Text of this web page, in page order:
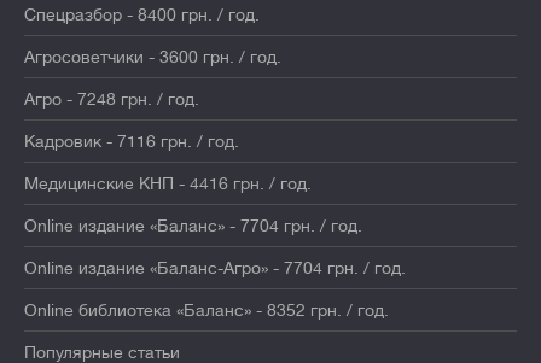
Спецразбор - 8400 грн. / год.
Агросоветчики - 3600 грн. / год.
Агро - 7248 грн. / год.
Кадровик - 7116 грн. / год.
Медицинские КНП - 4416 грн. / год.
Online издание «Баланс» - 7704 грн. / год.
Online издание «Баланс-Агро» - 7704 грн. / год.
Online библиотека «Баланс» - 8352 грн. / год.
Популярные статьи